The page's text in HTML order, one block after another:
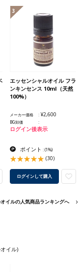
3
エッセンシャルオイル フラ
ンキンセンス 10ml（天然
100%）
メーカー価格 ¥2,600
BG卸価
ログイン後表示
ポイント :(1%)
(30)
ログインして購入
イルの人気商品ランキングへ
イル)